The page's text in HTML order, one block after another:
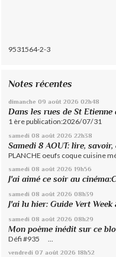
9531564-2-3
Notes récentes
dimanche 09 août 2026 02h48
Dans les rues de St Etienne
1 ère publication:2026/07/31
samedi 08 août 2026 22h38
Samedi 8 AOUT: lire, savoir,
PLANCHE oeufs coque cuisine
samedi 08 août 2026 19h56
J'ai aimé ce soir au
samedi 08 août 2026 08h39
J'ai lu hier: Guide Vert Week
samedi 08 août 2026 08h29
Mon poème inédit sur ce
Défi #935 ...
vendredi 07 août 2026 18h52